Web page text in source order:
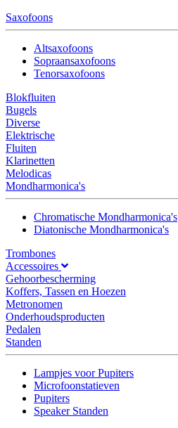
Saxofoons
Altsaxofoons
Sopraansaxofoons
Tenorsaxofoons
Blokfluiten
Bugels
Diverse
Elektrische
Fluiten
Klarinetten
Melodicas
Mondharmonica's
Chromatische Mondharmonica's
Diatonische Mondharmonica's
Trombones
Accessoires
Gehoorbescherming
Koffers, Tassen en Hoezen
Metronomen
Onderhoudsproducten
Pedalen
Standen
Lampjes voor Pupiters
Microfoonstatieven
Pupiters
Speaker Standen